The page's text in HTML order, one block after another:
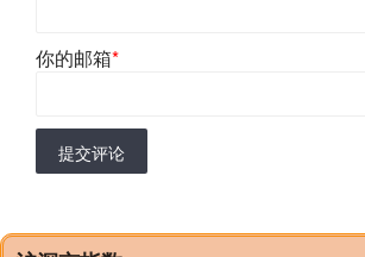
你的邮箱*
提交评论